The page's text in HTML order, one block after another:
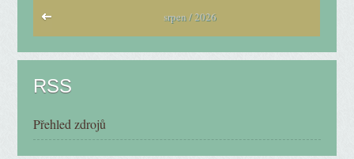
srpen / 2026
RSS
Přehled zdrojů